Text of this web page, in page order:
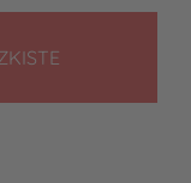
LEGEN